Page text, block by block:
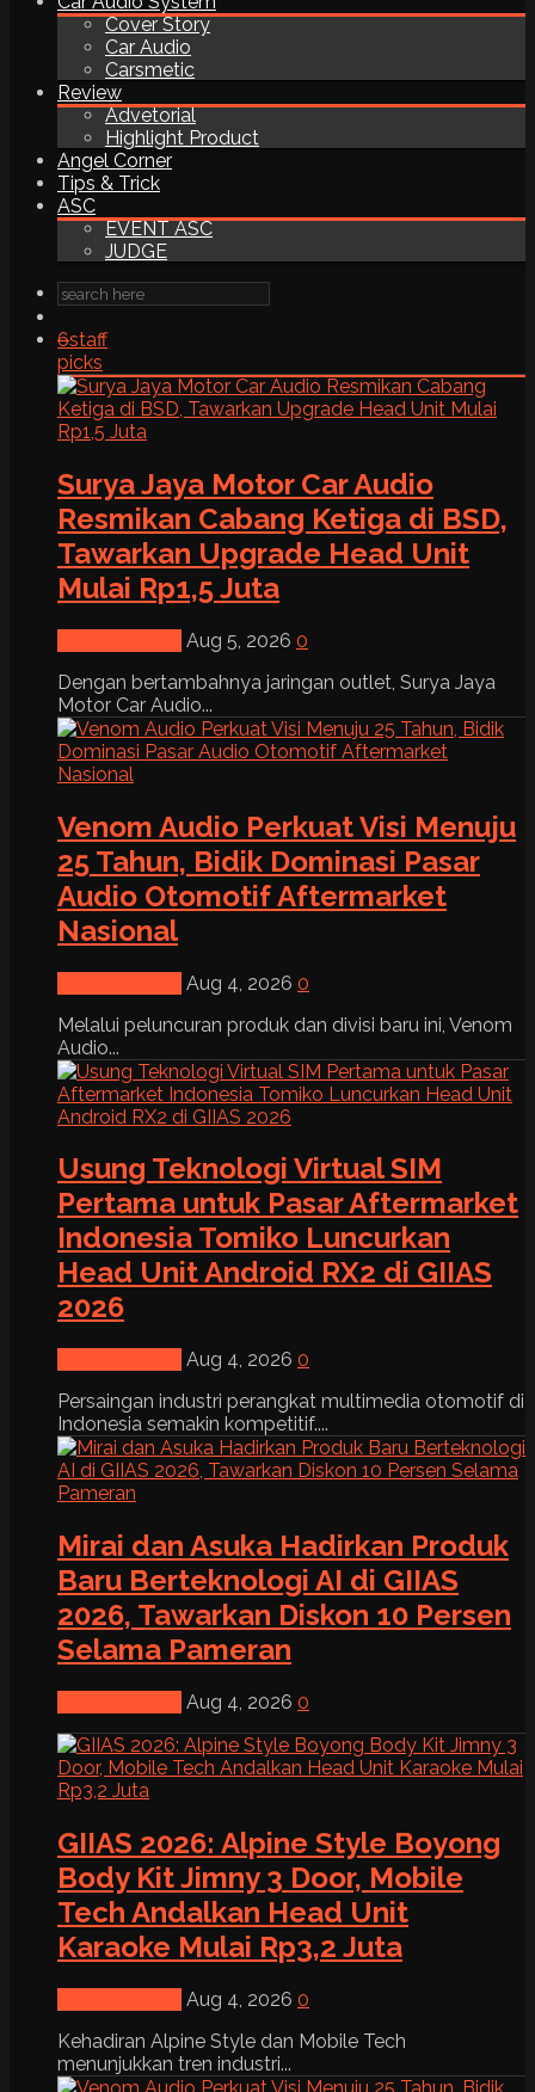
Cover Story
Car Audio
Carsmetic
Review
Advetorial
Highlight Product
Angel Corner
Tips & Trick
ASC
EVENT ASC
JUDGE
6staff
picks
Surya Jaya Motor Car Audio
Resmikan Cabang Ketiga di BSD,
Tawarkan Upgrade Head Unit
Mulai Rp1,5 Juta
Aug 5, 2026 0
Dengan bertambahnya jaringan outlet, Surya Jaya
Motor Car Audio...
Venom Audio Perkuat Visi Menuju
25 Tahun, Bidik Dominasi Pasar
Audio Otomotif Aftermarket
Nasional
Aug 4, 2026 0
Melalui peluncuran produk dan divisi baru ini, Venom
Audio...
Usung Teknologi Virtual SIM
Pertama untuk Pasar Aftermarket
Indonesia Tomiko Luncurkan
Head Unit Android RX2 di GIIAS
2026
Aug 4, 2026 0
Persaingan industri perangkat multimedia otomotif di
Indonesia semakin kompetitif....
Mirai dan Asuka Hadirkan Produk
Baru Berteknologi AI di GIIAS
2026, Tawarkan Diskon 10 Persen
Selama Pameran
Aug 4, 2026 0
GIIAS 2026: Alpine Style Boyong
Body Kit Jimny 3 Door, Mobile
Tech Andalkan Head Unit
Karaoke Mulai Rp3,2 Juta
Aug 4, 2026 0
Kehadiran Alpine Style dan Mobile Tech
menunjukkan tren industri...